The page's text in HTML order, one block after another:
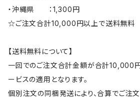
・沖縄県 ：1,300円
☆ご注文合計10,000円以上で送料無料
【送料無料について】
一回でのご注文合計金額が合計10,000
ービスの適用となります。
個別注文の同梱発送により、合算でご注